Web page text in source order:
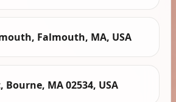
Falmouth, MA, USA
MA 02534, USA